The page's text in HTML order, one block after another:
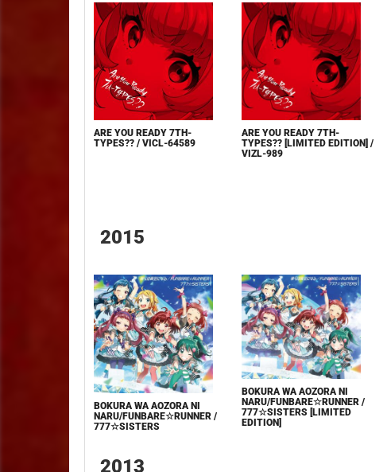
ARE YOU READY 7TH-
TYPES?? / VICL-64589
ARE YOU READY 7TH-
TYPES?? [LIMITED EDITION] /
VIZL-989
2015
BOKURA WA AOZORA NI
NARU/FUNBARE☆RUNNER /
777☆SISTERS
BOKURA WA AOZORA NI
NARU/FUNBARE☆RUNNER /
777☆SISTERS [LIMITED
EDITION]
2013